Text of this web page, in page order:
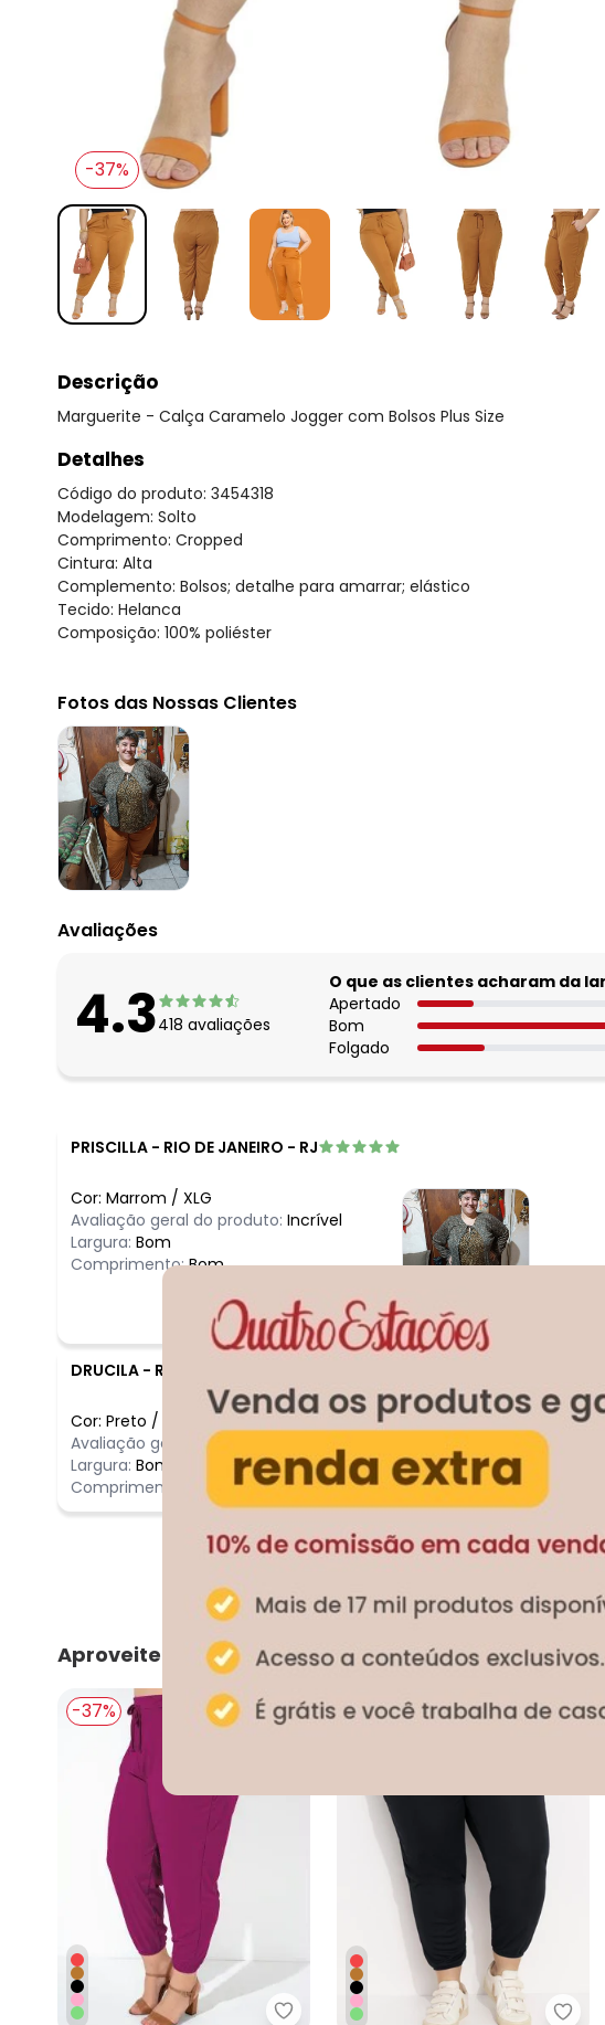
-37%
Descrição
Marguerite - Calça Caramelo Jogger com Bolsos Plus Size
Detalhes
Código do produto: 3454318
Modelagem: Solto
Comprimento: Cropped
Cintura: Alta
Complemento: Bolsos; detalhe para amarrar; elástico
Tecido: Helanca
Composição: 100% poliéster
Fotos das Nossas Clientes
Avaliações
4.3418 avaliações
O que as clientes acharam da
Apertado
Bom
Folgado
PRISCILLA - RIO DE JANEIRO - RJ
Cor: Marrom / XLG
Avaliação geral do produto: Incrível
Largura: Bom
Comprimento:Bom
DRUCILA - RIO DE JANEIRO - RJ
Cor: Preto /
Avaliação geral do produto:
Incrível
Largura: Bom
Comprimento:
Comentário:
Linda eu amei
Aproveite e compre junto
-37% -28%